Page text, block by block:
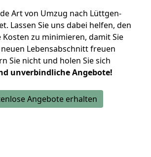
Art von Umzug nach Lüttgen-
Lassen Sie uns dabei helfen, den
Kosten zu minimieren, damit Sie
Lebensabschnitt freuen
Sie nicht und holen Sie sich
unverbindliche Angebote!
Angebote erhalten